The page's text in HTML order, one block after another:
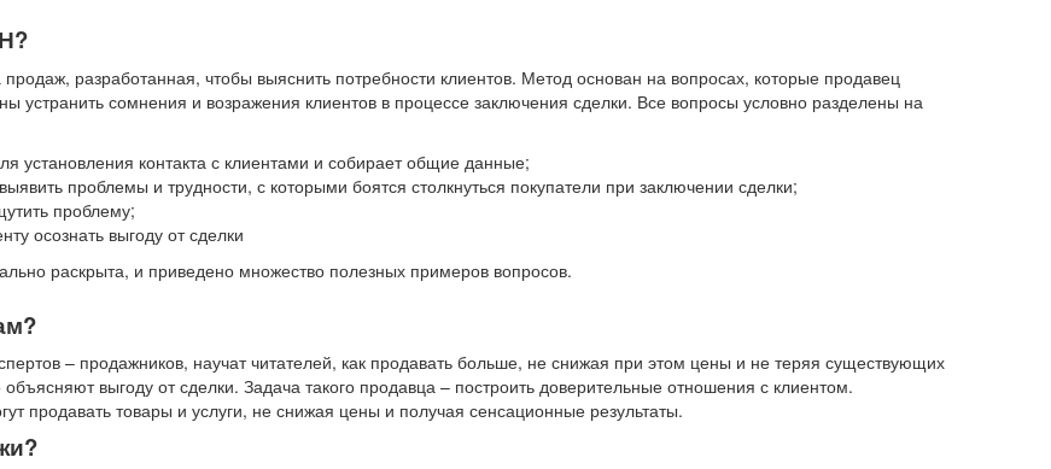
разработанная, чтобы выяснить потребности клиентов. Метод основан на вопросах, которые продавец
устранить сомнения и возражения клиентов в процессе заключения сделки. Все вопросы условно разделены на
установления контакта с клиентами и собирает общие данные;
проблемы и трудности, с которыми боятся столкнуться покупатели при заключении сделки;
проблему;
осознать выгоду от сделки
раскрыта, и приведено множество полезных примеров вопросов.
– продажников, научат читателей, как продавать больше, не снижая при этом цены и не теряя существующих
выгоду от сделки. Задача такого продавца – построить доверительные отношения с клиентом.
продавать товары и услуги, не снижая цены и получая сенсационные результаты.